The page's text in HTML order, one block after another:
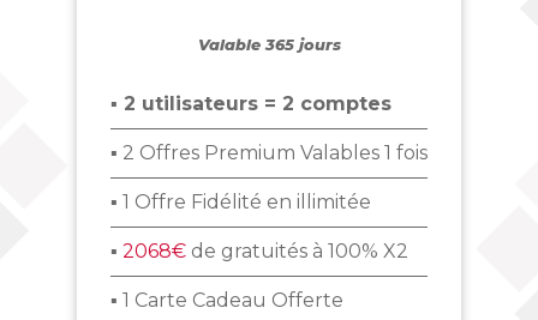
Valable 365 jours
▪ 2 utilisateurs = 2 comptes
▪ 2 Offres Premium Valables 1 fois
▪ 1 Offre Fidélité en illimitée
▪ 2068€ de gratuités à 100% X2
▪ 1 Carte Cadeau Offerte